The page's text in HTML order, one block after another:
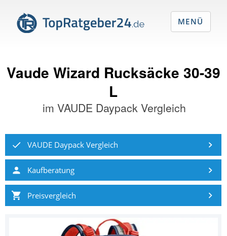
Vaude Wizard Rucksäcke 30-39
L
imVAUDE Daypack Vergleich
VAUDE Daypack Vergleich
Kaufberatung
Preisvergleich
MENÜ